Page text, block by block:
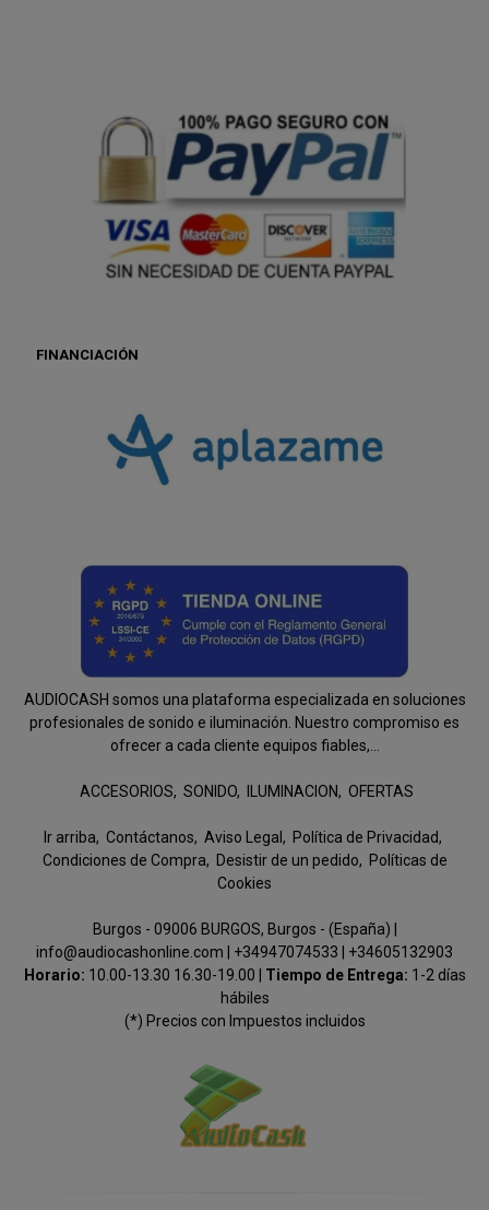
FINANCIACIÓN
AUDIOCASH somos una plataforma especializada en soluciones
profesionales de sonido e iluminación. Nuestro compromiso es
ofrecer a cada cliente equipos fiables,...
ACCESORIOS SONIDO ILUMINACION OFERTAS
Ir arriba Contáctanos Aviso Legal
Política de Privacidad
Condiciones de Compra
Desistir de un pedido
Políticas de
Cookies
Burgos - 09006 BURGOS, Burgos - (España) |
info@audiocashonline.com | +34947074533
+34605132903
Horario: 10.00-13.30 16.30-19.00 | Tiempo de Entrega: 1-2 días
hábiles
(*) Precios con Impuestos incluidos